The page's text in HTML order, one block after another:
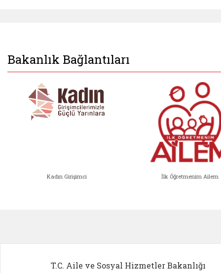
Bakanlık Bağlantıları
Kadın Girişimci İlk Öğretmenim Ailem
T.C. Aile ve Sosyal Hizmetler Bakanlığı